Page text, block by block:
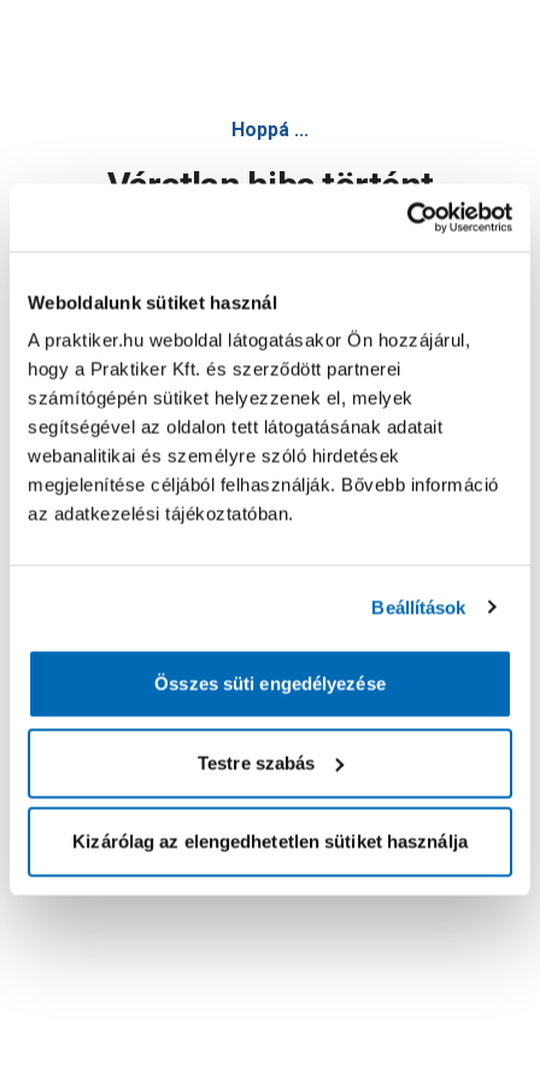
Weboldalunk sütiket használ
A praktiker.hu weboldal látogatásakor Ön hozzájárul,
hogy a Praktiker Kft. és szerződött partnerei
számítógépén sütiket helyezzenek el, melyek
segítségével az oldalon tett látogatásának adatait
webanalitikai és személyre szóló hirdetések
megjelenítése céljából felhasználják. Bővebb információ
az adatkezelési tájékoztatóban.
Beállítások
Összes süti engedélyezése
Testre szabás
Kizárólag az elengedhetetlen sütiket használja
Hoppá ...
Váratlan hiba történt
Oldal újratöltése